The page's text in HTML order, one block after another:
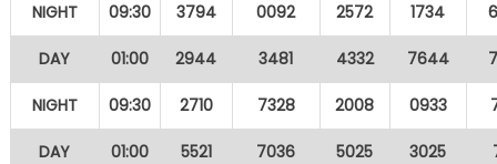
NIGHT 09:30 3794 0092 2572 1734
DAY 01:00 2944 3481 4332 7644
NIGHT 09:30 2710 7328 2008 0933
DAY 01:00 5521 7036 5025 3025